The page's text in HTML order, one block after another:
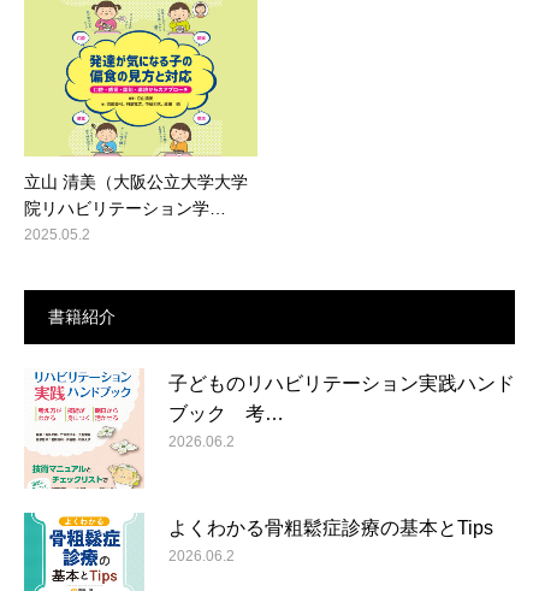
立山 清美（大阪公立大学大学
院リハビリテーション学…
2025.05.2
書籍紹介
子どものリハビリテーション実践ハンド
ブック 考…
2026.06.2
よくわかる骨粗鬆症診療の基本とTips
2026.06.2